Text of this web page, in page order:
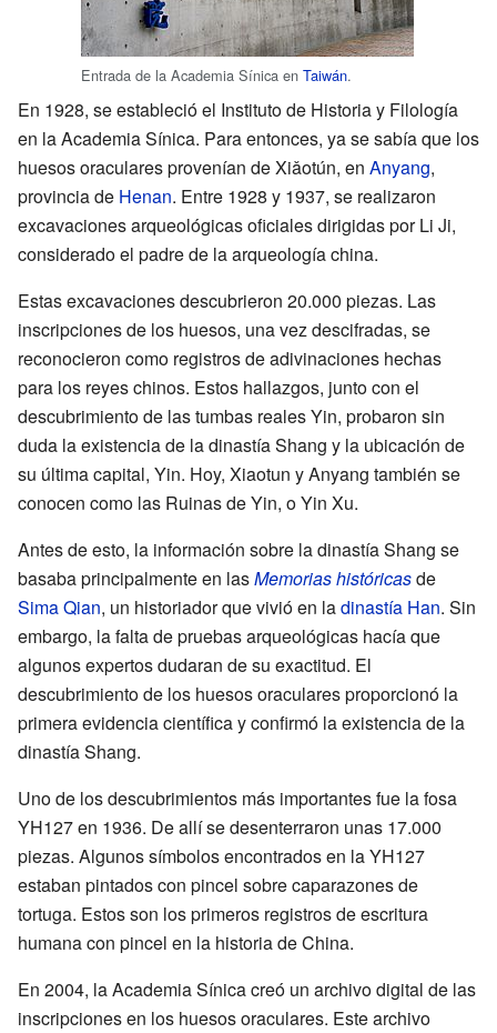
Entrada de la Academia Sínica en Taiwán.
En 1928, se estableció el Instituto de Historia y Filología
en la Academia Sínica. Para entonces, ya se sabía que los
huesos oraculares provenían de Xiǎotún, en Anyang,
provincia de Henan. Entre 1928 y 1937, se realizaron
excavaciones arqueológicas oficiales dirigidas por Li Ji,
considerado el padre de la arqueología china.
Estas excavaciones descubrieron 20.000 piezas. Las
inscripciones de los huesos, una vez descifradas, se
reconocieron como registros de adivinaciones hechas
para los reyes chinos. Estos hallazgos, junto con el
descubrimiento de las tumbas reales Yin, probaron sin
duda la existencia de la dinastía Shang y la ubicación de
su última capital, Yin. Hoy, Xiaotun y Anyang también se
conocen como las Ruinas de Yin, o Yin Xu.
Antes de esto, la información sobre la dinastía Shang se
basaba principalmente en lasMemorias históricasde
Sima Qian, un historiador que vivió en ladinastía Han. Sin
embargo, la falta de pruebas arqueológicas hacía que
algunos expertos dudaran de su exactitud. El
descubrimiento de los huesos oraculares proporcionó la
primera evidencia científica y confirmó la existencia de la
dinastía Shang.
Uno de los descubrimientos más importantes fue la fosa
YH127 en 1936. De allí se desenterraron unas 17.000
piezas. Algunos símbolos encontrados en la YH127
estaban pintados con pincel sobre caparazones de
tortuga. Estos son los primeros registros de escritura
humana con pincel en la historia de China.
En 2004, la Academia Sínica creó un archivo digital de las
inscripciones en los huesos oraculares. Este archivo